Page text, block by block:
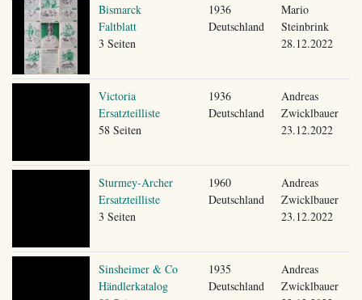
Bismarck
Faltblatt
3 Seiten
1936
Deutschland
Mario
Steinbrink
28.12.2022
Victoria
Ersatzteilliste
58 Seiten
1936
Deutschland
Andreas
Zwicklbauer
23.12.2022
Sturmey-Archer
Ersatzteilliste
3 Seiten
1960
Deutschland
Andreas
Zwicklbauer
23.12.2022
Sinsheimer & Co
Händlerkatalog
1935
Deutschland
Andreas
Zwicklbauer